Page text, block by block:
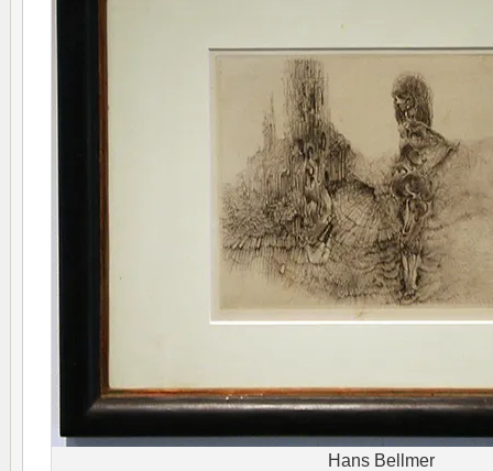
Hans Bellmer